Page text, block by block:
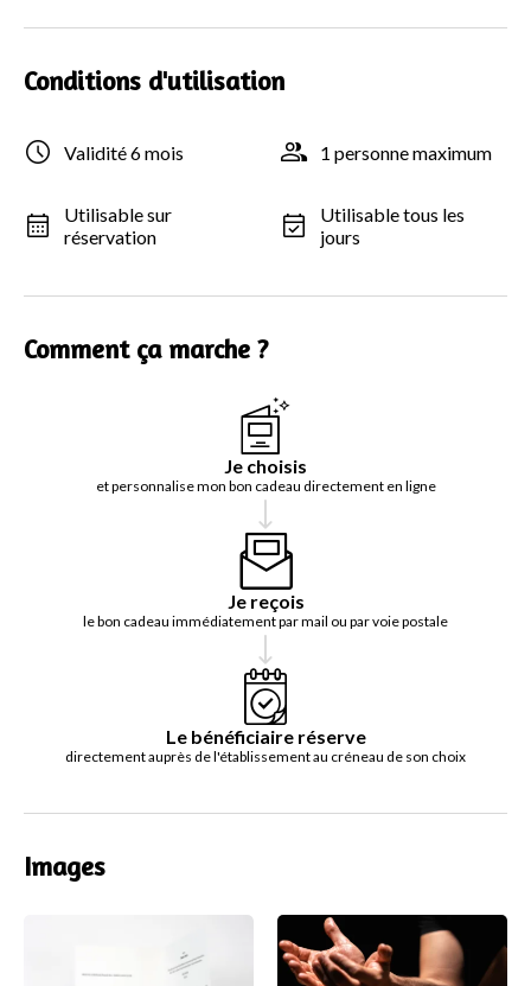
Conditions d'utilisation
Validité 6 mois 1 personne maximum
Utilisable sur
réservation
Utilisable tous les
jours
Comment ça marche ?
Je choisis
et personnalise mon bon cadeau directement en ligne
Je reçois
le bon cadeau immédiatement par mail ou par voie postale
Le bénéficiaire réserve
directement auprès de l'établissement au créneau de son choix
Images